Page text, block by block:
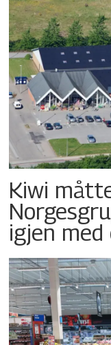
Kiwi
igjen med